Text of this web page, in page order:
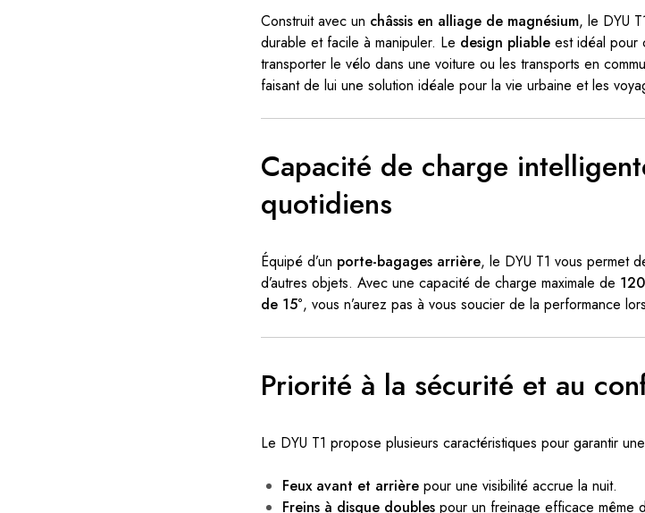
Construit avec un châssis en alliage de magnésium, le DYU
durable et facile à manipuler. Le design pliable est idéal pour
transporter le vélo dans une voiture ou les transports en
faisant de lui une solution idéale pour la vie urbaine et les
Capacité de charge
quotidiens
Équipé d’un porte-bagages arrière, le DYU T1 vous permet
d’autres objets. Avec une capacité de charge maximale de
de 15°, vous n’aurez pas à vous soucier de la performance
Priorité à la sécurité et au
Le DYU T1 propose plusieurs caractéristiques pour garantir
Feux avant et arrière pour une visibilité accrue la nuit.
Freins à disque doubles pour un freinage efficace même